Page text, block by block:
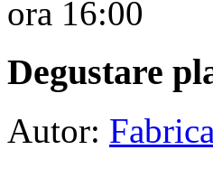
ora 16:00
Degustare
Autor: